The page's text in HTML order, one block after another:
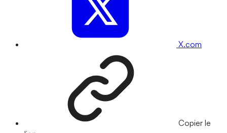
X.com
Copier le